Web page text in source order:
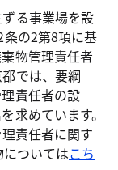
る事業場を設
の2第8項に基
物管理責任者
では、要綱
責任者の設
求めています。
責任者に関す
ついてはこち